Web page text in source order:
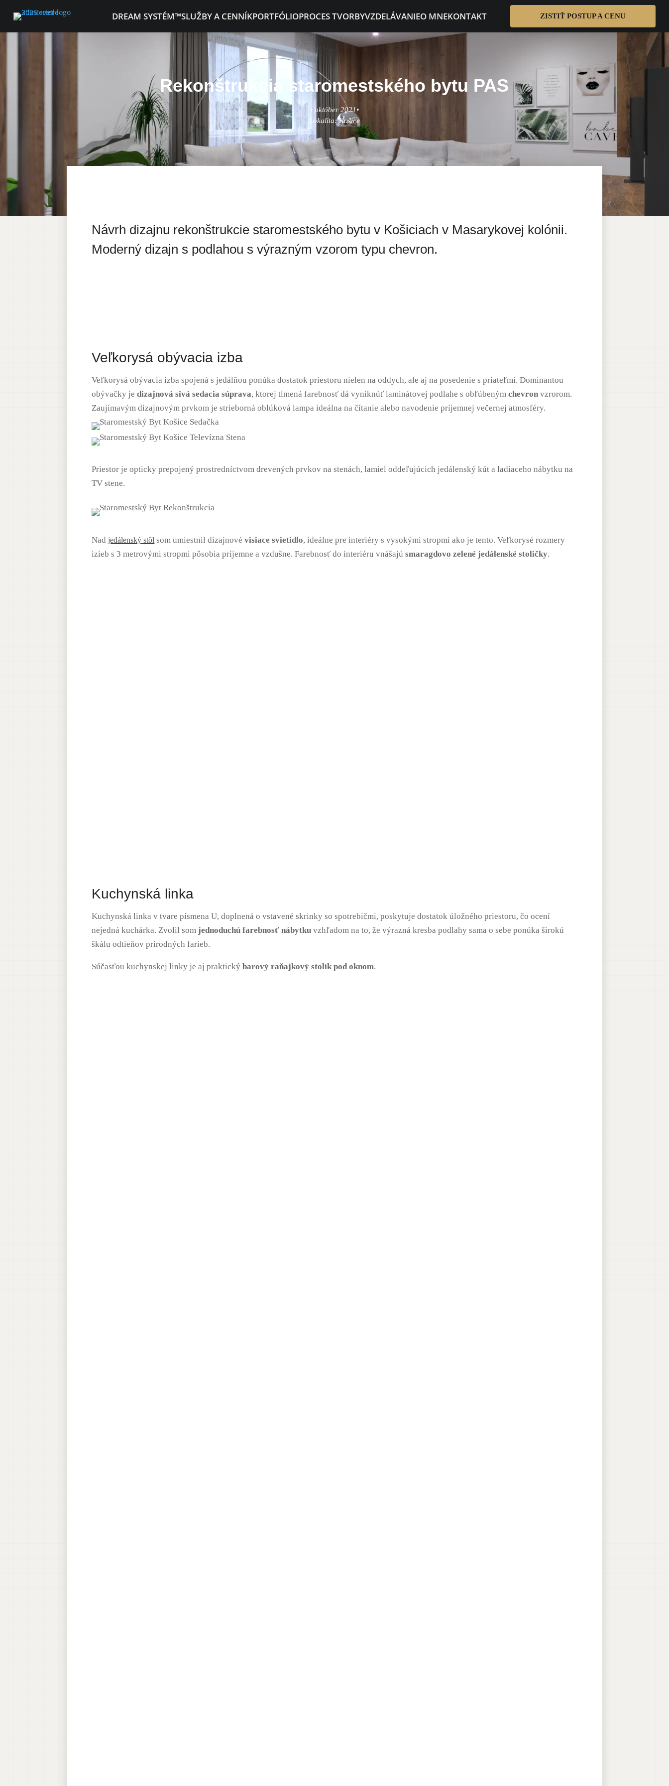
DREAM SYSTÉM™SLUŽBY A CENNÍKPORTFÓLIOPROCES TVORBYVZDELÁVANIEO MNEKONTAKT ZISTIŤ POSTUP A CENU
Rekonštrukcia staromestského bytu PAS
• október 2021•
Lokalita: Košice
Návrh dizajnu rekonštrukcie staromestského bytu v Košiciach v Masarykovej kolónii.
Moderný dizajn s podlahou s výrazným vzorom typu chevron.
Veľkorysá obývacia izba
Veľkorysá obývacia izba spojená s jedálňou ponúka dostatok priestoru nielen na oddych, ale aj na posedenie s priateľmi. Dominantou
obývačky jedizajnová sivá sedacia súprava, ktorej tlmená farebnosť dá vyniknúť laminátovej podlahe s obľúbenýmchevron vzrorom.
Zaujímavým dizajnovým prvkom je strieborná oblúková lampa ideálna na čítanie alebo navodenie príjemnej večernej atmosféry.
Priestor je opticky prepojený prostredníctvom drevených prvkov na stenách, lamiel oddeľujúcich jedálenský kút a ladiaceho nábytku na
TV stene.
Nadjedálenský stôl som umiestnil dizajnovévisiace svietidlo, ideálne pre interiéry s vysokými stropmi ako je tento. Veľkorysé rozmery
izieb s 3 metrovými stropmi pôsobia príjemne a vzdušne. Farebnosť do interiéru vnášajúsmaragdovo zelené jedálenské stoličky.
Kuchynská linka
Kuchynská linka v tvare písmena U, doplnená o vstavené skrinky so spotrebičmi, poskytuje dostatok úložného priestoru, čo ocení
nejedná kuchárka. Zvolil som jednoduchú farebnosť nábytku vzhľadom na to, že výrazná kresba podlahy sama o sebe ponúka širokú
škálu odtieňov prírodných farieb.
Súčasťou kuchynskej linky je aj praktickýbarový raňajkový stolík pod oknom.